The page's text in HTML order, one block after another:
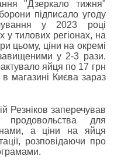
"Дзеркало тижня"
підписало угоду
у 2023 році
у тилових регіонах, на
цьому, ціни на окремі
завищеними у 2-3 рази.
яйця по 17 грн
в магазині Києва зараз
Резніков заперечував
продовольства для
а ціни на яйця
розповідаючи про